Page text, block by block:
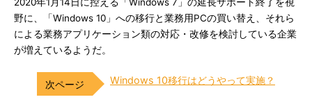
野に、「Windows 10」への移行と業務用PCの買い替え、それら
による業務アプリケーション類の対応・改修を検討している企業
が増えているようだ。
Windows 10移行はどうやって実施？